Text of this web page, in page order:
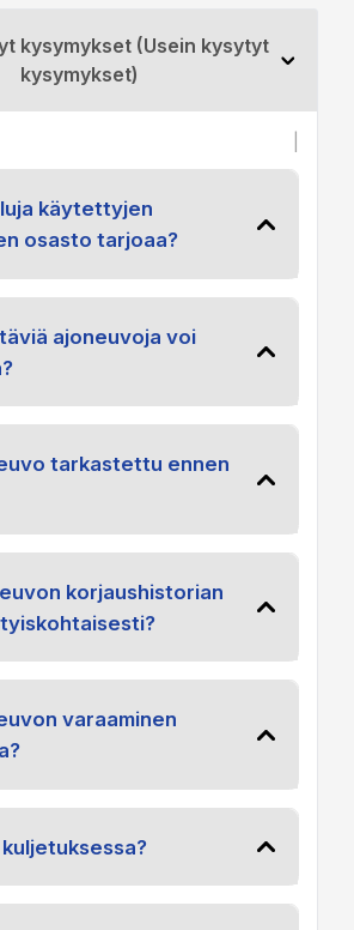
kysymykset (Usein kysytyt
kysymykset)
käytettyjen
osasto tarjoaa?
ajoneuvoja voi
tarkastettu ennen
korjaushistorian
varaaminen